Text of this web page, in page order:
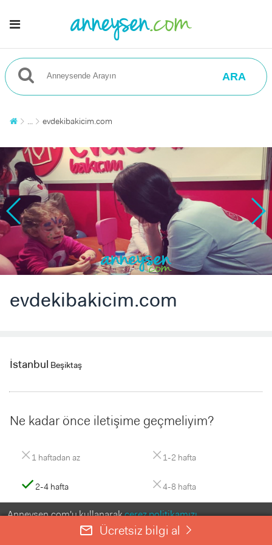
ARA
... evdekibakicim.com
evdekibakicim.com
İstanbul Beşiktaş
Ne kadar önce iletişime geçmeliyim?
close 1 haftadan az close 1-2 hafta
check 2-4 hafta close4-8 hafta
close8+ hafta
Anneysen.com'u kullanarakçerez politikamızı
kabul etmiş olursunuz.
mail_outline Ücretsiz bilgi al right